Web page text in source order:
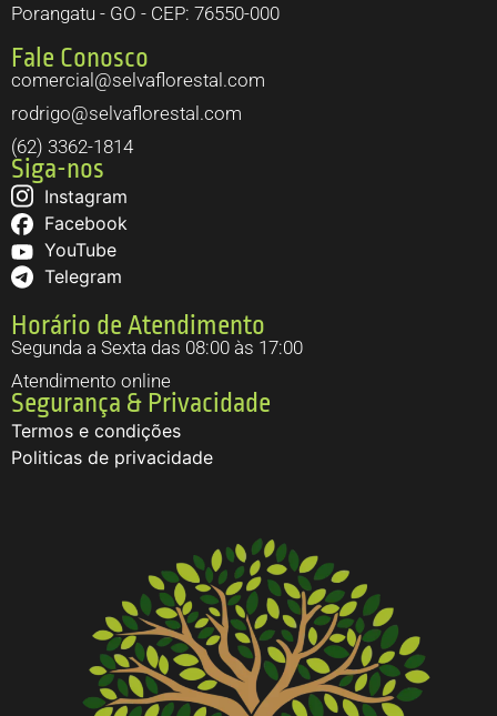
Porangatu - GO - CEP: 76550-000
Fale Conosco
comercial@selvaflorestal.com
rodrigo@selvaflorestal.com
(62) 3362-1814
Siga-nos
Instagram
Facebook
YouTube
Telegram
Horário de Atendimento
Segunda a Sexta das 08:00 às 17:00
Atendimento online
Segurança & Privacidade
Termos e condições
Politicas de privacidade